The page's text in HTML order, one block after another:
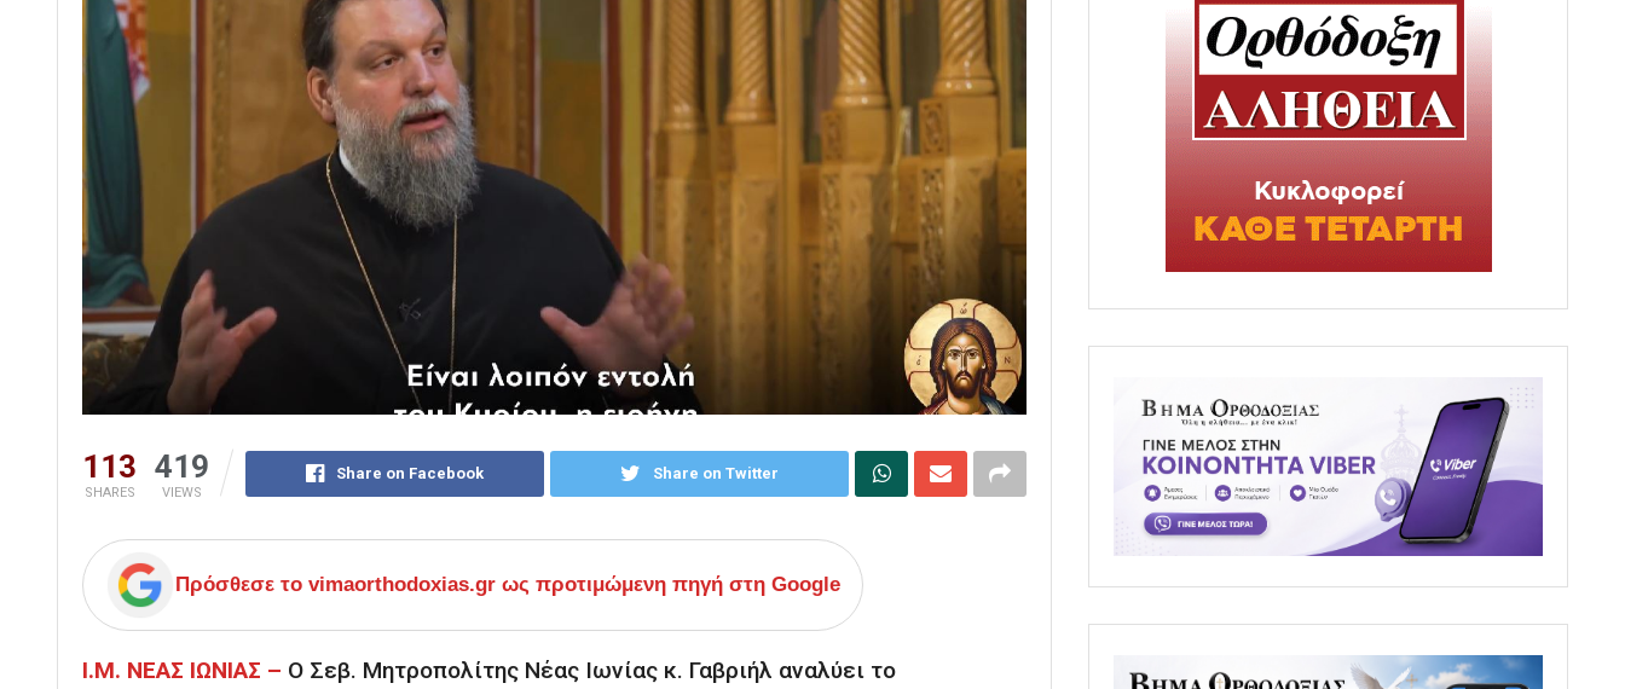
113
SHARES
419
VIEWS
Share on Facebook Share on Twitter
Πρόσθεσε το vimaorthodoxias.gr ως προτιμώμενη πηγή στη Google
Ι.Μ. ΝΕΑΣ ΙΩΝΙΑΣ – Ο Σεβ. Μητροπολίτης Νέας Ιωνίας κ. Γαβριήλ αναλύει το